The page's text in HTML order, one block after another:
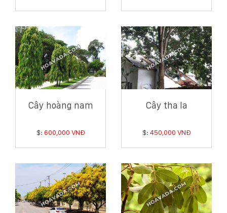
Cây hoàng nam
$: 600,000 VNĐ
Cây tha la
$: 450,000 VNĐ